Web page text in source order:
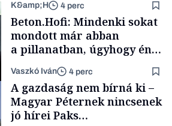
K&amp;H 4 perc
Beton.Hofi: Mindenki sokat
mondott már abban
a pillanatban, úgyhogy én
a legsarkosabb
gondolataimat akartam
kimondani
Vaszkó Iván 4 perc
A gazdaság nem bírná ki –
Magyar Péternek nincsenek
jó hírei Paks